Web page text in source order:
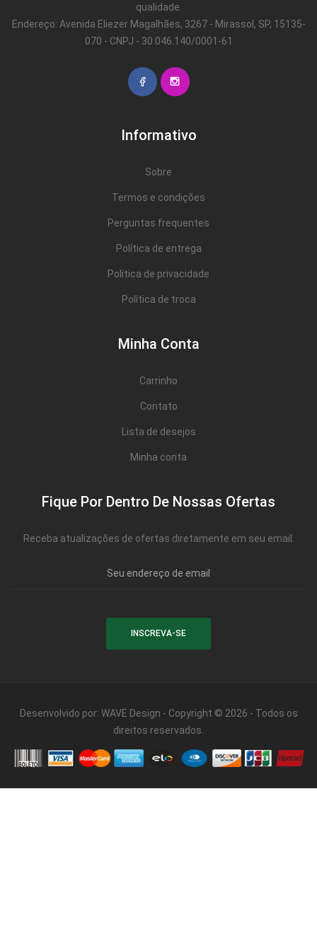
qualidade.
Endereço: Avenida Eliezer Magalhães, 3267 - Mirassol, SP, 15135-
070 - CNPJ - 30.046.140/0001-61
Informativo
Sobre
Termos e condições
Perguntas frequentes
Política de entrega
Política de privacidade
Política de troca
Minha Conta
Carrinho
Contato
Lista de desejos
Minha conta
Fique Por Dentro De Nossas Ofertas
Receba atualizações de ofertas diretamente em seu email.
Desenvolvido por: WAVE Design - Copyright © 2026 - Todos os
direitos reservados.